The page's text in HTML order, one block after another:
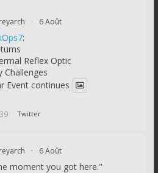
· 6 Août
:
Reflex Optic
Challenges
Event continues
Twitter
· 6 Août
moment you got here."